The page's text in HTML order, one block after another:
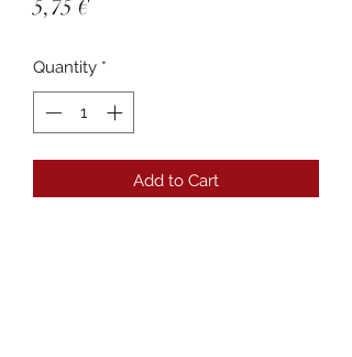
5,75 €Price
Quantity *
Add to Cart